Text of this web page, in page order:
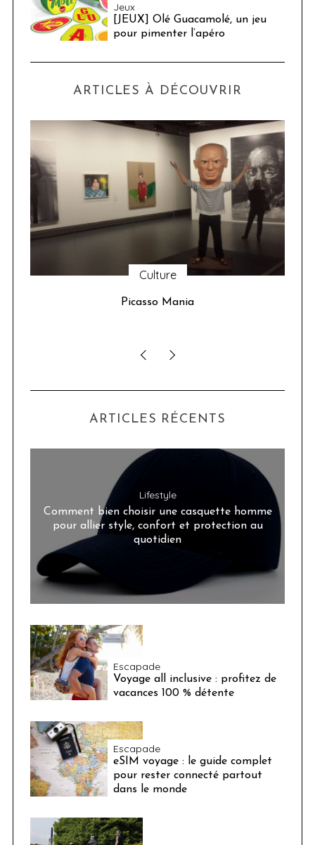
Jeux
[JEUX] Olé Guacamolé, un jeu
pour pimenter l’apéro
ARTICLES À DÉCOUVRIR
Culture
Picasso Mania
ARTICLES RÉCENTS
Lifestyle
Comment bien choisir une casquette homme
pour allier style, confort et protection au
quotidien
Escapade
Voyage all inclusive : profitez de
vacances 100 % détente
Escapade
eSIM voyage : le guide complet
pour rester connecté partout
dans le monde